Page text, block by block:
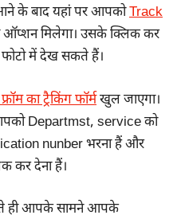
के बाद यहां पर आपकोTrack
ऑप्शन मिलेगा। उसके क्लिक कर
में देख सकते हैं।
का ट्रैकिंग फॉर्मखुल जाएगा।
Departmst, service को
nunber भरना हैं और
कर देना हैं।
ही आपके सामने आपके